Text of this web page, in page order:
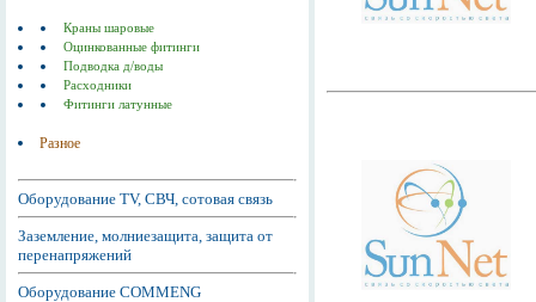
Краны шаровые
Оцинкованные фитинги
Подводка д/воды
Расходники
Фитинги латунные
Разное
Оборудование TV, СВЧ, сотовая связь
Заземление, молниезащита, защита от
перенапряжений
Оборудование COMMENG